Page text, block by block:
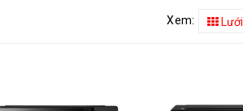
Xem: Lưới